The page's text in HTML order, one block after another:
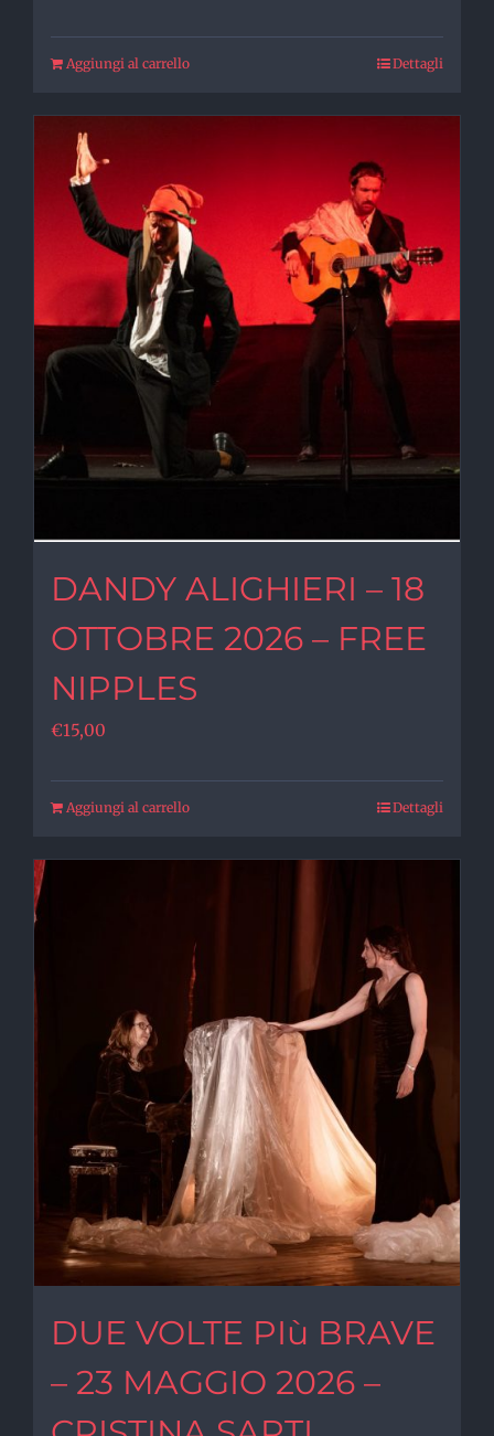
Aggiungi al carrello Dettagli
DANDY ALIGHIERI – 18
OTTOBRE 2026 – FREE
NIPPLES
€15,00
Aggiungi al carrello Dettagli
DUE VOLTE PIù BRAVE
– 23 MAGGIO 2026 –